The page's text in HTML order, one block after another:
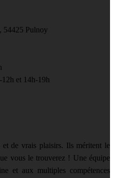
54425 Pulnoy
et 14h-19h
de vrais plaisirs. Ils méritent le
vous le trouverez ! Une équipe
et aux multiples compétences